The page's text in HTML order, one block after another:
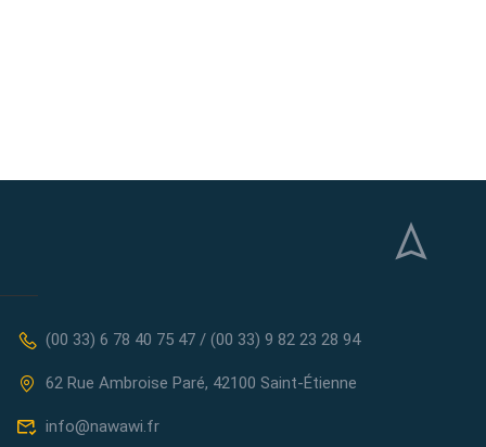
(00 33) 6 78 40 75 47 / (00 33) 9 82 23 28 94
62 Rue Ambroise Paré, 42100 Saint-Étienne
info@nawawi.fr